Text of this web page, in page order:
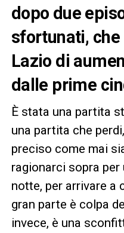
dopo due
sfortunati,
Lazio di
dalle prime
È stata una partita
una partita che
preciso come mai
ragionarci sopra per
notte, per arrivare a
gran parte è colpa
invece, è una